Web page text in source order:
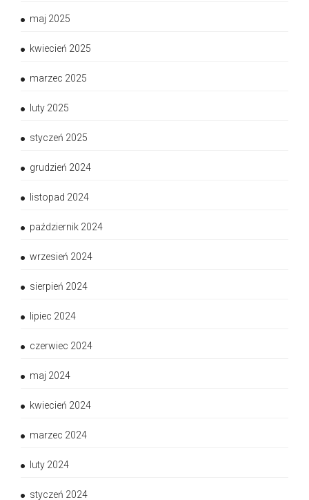
maj 2025
kwiecień 2025
marzec 2025
luty 2025
styczeń 2025
grudzień 2024
listopad 2024
październik 2024
wrzesień 2024
sierpień 2024
lipiec 2024
czerwiec 2024
maj 2024
kwiecień 2024
marzec 2024
luty 2024
styczeń 2024